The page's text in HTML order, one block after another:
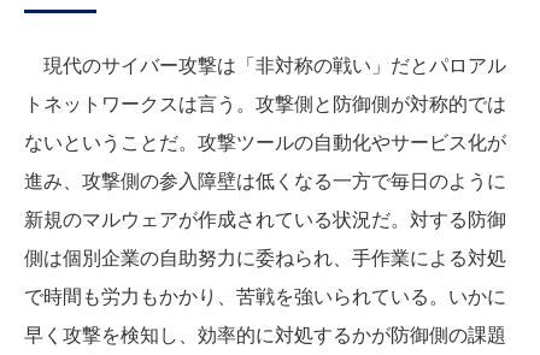
現代のサイバー攻撃は「非対称の戦い」だとパロアル
トネットワークスは言う。攻撃側と防御側が対称的では
ないということだ。攻撃ツールの自動化やサービス化が
進み、攻撃側の参入障壁は低くなる一方で毎日のように
新規のマルウェアが作成されている状況だ。対する防御
側は個別企業の自助努力に委ねられ、手作業による対処
で時間も労力もかかり、苦戦を強いられている。いかに
早く攻撃を検知し、効率的に対処するかが防御側の課題